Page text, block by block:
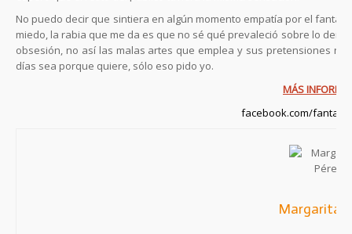
No puedo decir que sintiera en algún momento empatía por el
miedo, la rabia que me da es que no sé qué prevaleció sobre lo
obsesión, no así las malas artes que emplea y sus pretensiones
días sea porque quiere, sólo eso pido yo.
MÁS
facebook.com/
Margarita